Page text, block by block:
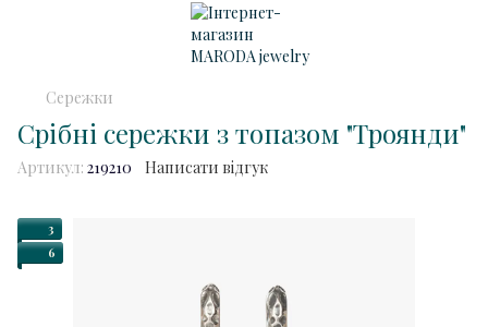
Сережки
Срібні сережки з топазом "Троянди"
Артикул: 219210 Написати відгук
3
6